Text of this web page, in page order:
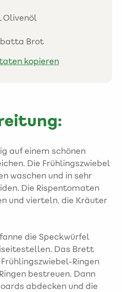
Olivenöl
Brot
kopieren
auf einem schönen
Die Frühlingszwiebel
waschen und in sehr
Die Rispentomaten
und vierteln, die Kräuter
die Speckwürfel
Das Brett
Ringen
bestreuen. Dann
abdecken und die